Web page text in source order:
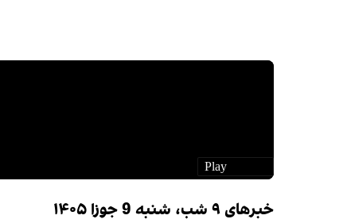
خبرهای ۹ شب، شنبه 9 جوزا ۱۴۰۵